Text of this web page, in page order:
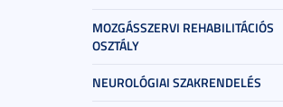
MOZGÁSSZERVI REHABILITÁCIÓS
OSZTÁLY
NEUROLÓGIAI SZAKRENDELÉS